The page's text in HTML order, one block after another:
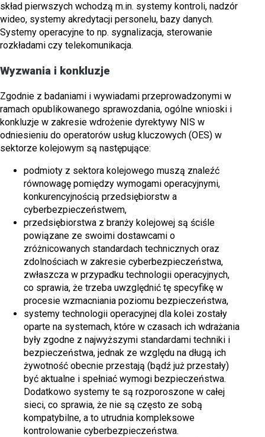
skład pierwszych wchodzą m.in. systemy kontroli, nadzór
wideo, systemy akredytacji personelu, bazy danych.
Systemy operacyjne to np. sygnalizacja, sterowanie
rozkładami czy telekomunikacja.
Wyzwania i konkluzje
Zgodnie z badaniami i wywiadami przeprowadzonymi w
ramach opublikowanego sprawozdania, ogólne wnioski i
konkluzje w zakresie wdrożenie dyrektywy NIS w
odniesieniu do operatorów usług kluczowych (OES) w
sektorze kolejowym są następujące:
podmioty z sektora kolejowego muszą znaleźć
równowagę pomiędzy wymogami operacyjnymi,
konkurencyjnością przedsiębiorstw a
cyberbezpieczeństwem,
przedsiębiorstwa z branży kolejowej są ściśle
powiązane ze swoimi dostawcami o
zróżnicowanych standardach technicznych oraz
zdolnościach w zakresie cyberbezpieczeństwa,
zwłaszcza w przypadku technologii operacyjnych,
co sprawia, że trzeba uwzględnić tę specyfikę w
procesie wzmacniania poziomu bezpieczeństwa,
systemy technologii operacyjnej dla kolei zostały
oparte na systemach, które w czasach ich wdrażania
były zgodne z najwyższymi standardami techniki i
bezpieczeństwa, jednak ze względu na długą ich
żywotność obecnie przestają (bądź już przestały)
być aktualne i spełniać wymogi bezpieczeństwa.
Dodatkowo systemy te są rozporoszone w całej
sieci, co sprawia, że nie są często ze sobą
kompatybilne, a to utrudnia kompleksowe
kontrolowanie cyberbezpieczeństwa.